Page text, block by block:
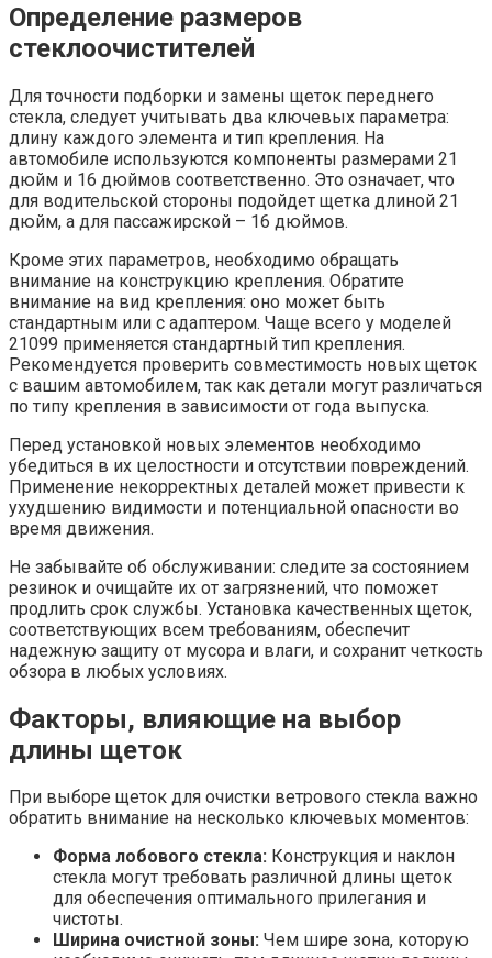
Определение размеров
стеклоочистителей
Для точности подборки и замены щеток переднего
стекла, следует учитывать два ключевых параметра:
длину каждого элемента и тип крепления. На
автомобиле используются компоненты размерами 21
дюйм и 16 дюймов соответственно. Это означает, что
для водительской стороны подойдет щетка длиной 21
дюйм, а для пассажирской – 16 дюймов.
Кроме этих параметров, необходимо обращать
внимание на конструкцию крепления. Обратите
внимание на вид крепления: оно может быть
стандартным или с адаптером. Чаще всего у моделей
21099 применяется стандартный тип крепления.
Рекомендуется проверить совместимость новых щеток
с вашим автомобилем, так как детали могут различаться
по типу крепления в зависимости от года выпуска.
Перед установкой новых элементов необходимо
убедиться в их целостности и отсутствии повреждений.
Применение некорректных деталей может привести к
ухудшению видимости и потенциальной опасности во
время движения.
Не забывайте об обслуживании: следите за состоянием
резинок и очищайте их от загрязнений, что поможет
продлить срок службы. Установка качественных щеток,
соответствующих всем требованиям, обеспечит
надежную защиту от мусора и влаги, и сохранит четкость
обзора в любых условиях.
Факторы, влияющие на выбор
длины щеток
При выборе щеток для очистки ветрового стекла важно
обратить внимание на несколько ключевых моментов:
Форма лобового стекла: Конструкция и наклон
стекла могут требовать различной длины щеток
для обеспечения оптимального прилегания и
чистоты.
Ширина очистной зоны: Чем шире зона, которую